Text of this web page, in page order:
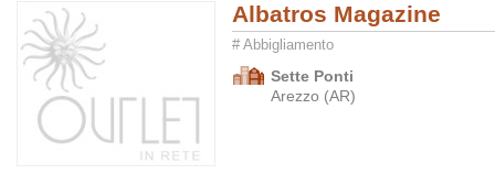
Albatros Magazine
# Abbigliamento
Sette Ponti
Arezzo (AR)